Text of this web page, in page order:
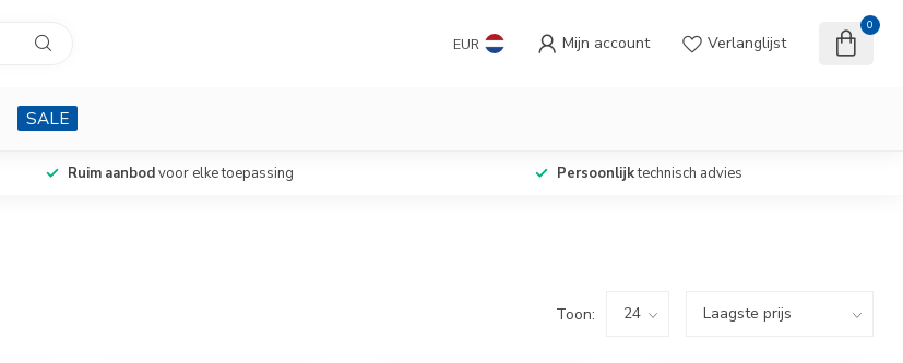
EUR Mijn account Verlanglijst
0
SALE
Ruim aanbodvoor elke toepassing Persoonlijktechnisch advies
Toon: